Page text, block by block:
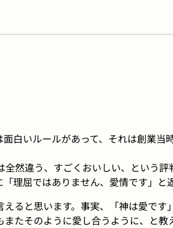
白いルールがあって、それは創業
然違う、すごくおいしい、という
理屈ではありません、愛情です」と
ると思います。事実、「神は愛で
たそのように愛し合うように、と教